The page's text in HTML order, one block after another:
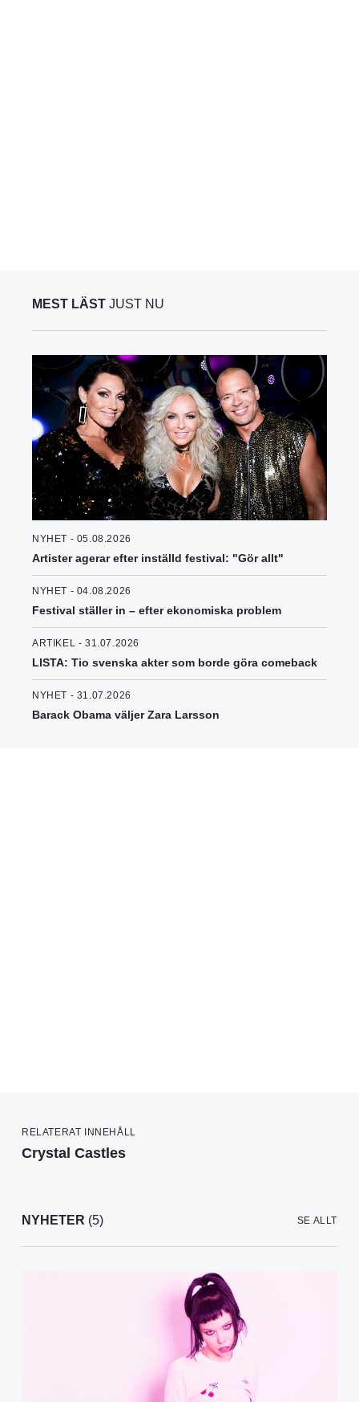
MEST LÄST JUST NU
NYHET - 05.08.2026
Artister agerar efter inställd festival: "Gör allt"
NYHET - 04.08.2026
Festival ställer in – efter ekonomiska problem
ARTIKEL - 31.07.2026
LISTA: Tio svenska akter som borde göra comeback
NYHET - 31.07.2026
Barack Obama väljer Zara Larsson
RELATERAT INNEHÅLL
Crystal Castles
NYHETER (5) SE ALLT